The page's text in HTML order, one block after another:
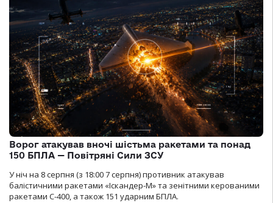
Ворог атакував вночі шістьма ракетами та понад
150 БПЛА — Повітряні Сили ЗСУ
У ніч на 8 серпня (з 18:00 7 серпня) противник атакував
балістичними ракетами «Іскандер-М» та зенітними керованими
ракетами С-400, а також 151 ударним БПЛА.